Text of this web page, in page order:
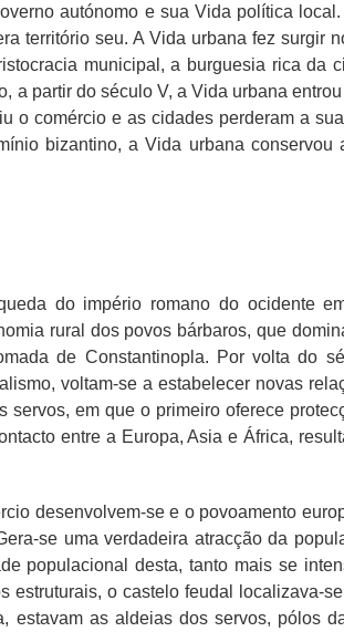
autónomo e sua Vida política
território seu. A Vida urbana fez surgir
municipal, a burguesia rica da
a partir do século V, a Vida urbana
o comércio e as cidades perderam a
bizantino, a Vida urbana conservou
do império romano do ocidente
rural dos povos bárbaros, que
de Constantinopla. Por volta do
voltam-se a estabelecer novas
servos, em que o primeiro oferece
entre a Europa, Asia e África,
desenvolvem-se e o povoamento
se uma verdadeira atracção da
populacional desta, tanto mais se
estruturais, o castelo feudal localizava-
estavam as aldeias dos servos, pólos